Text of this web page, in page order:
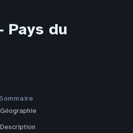
Pays du
Géographie
Description